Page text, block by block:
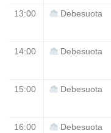
13:00 Debesuota
14:00 Debesuota
15:00 Debesuota
16:00 Debesuota